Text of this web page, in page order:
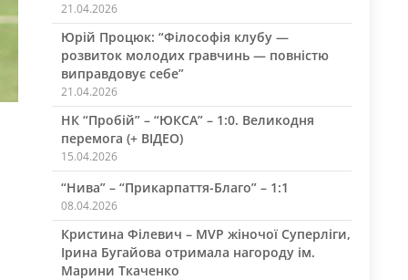
21.04.2026
Юрій Процюк: “Філософія клубу —
розвиток молодих гравчинь — повністю
виправдовує себе”
21.04.2026
НК “Пробій” – “ЮКСА” – 1:0. Великодня
перемога (+ ВІДЕО)
15.04.2026
“Нива” – “Прикарпаття-Благо” – 1:1
08.04.2026
Кристина Філевич – MVP жіночої Суперліги,
Ірина Бугайова отримала нагороду ім.
Марини Ткаченко